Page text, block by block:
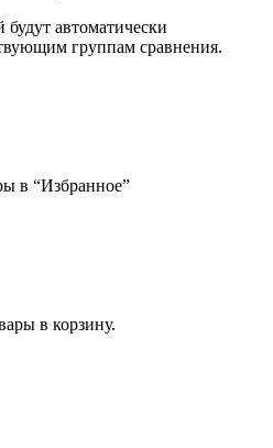
автоматически
группам сравнения.
в “Избранное”
в корзину.